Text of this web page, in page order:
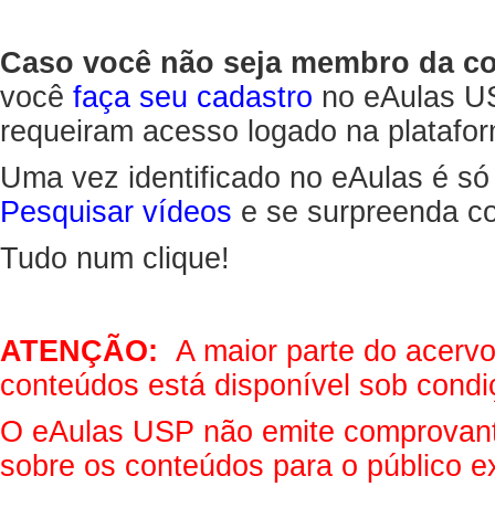
Caso você não seja membro da
você faça seu cadastro no eAulas
requeiram acesso logado na
Uma vez identificado no eAulas é
Pesquisar vídeos e se surpreenda
Tudo num clique!
ATENÇÃO: A maior parte do
conteúdos está disponível sob
O eAulas USP não emite
sobre os conteúdos para o público